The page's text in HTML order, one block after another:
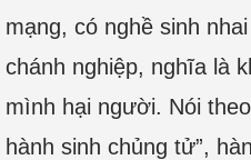
mạng, có nghề sinh
chánh nghiệp, nghĩa là
mình hại người. Nói
hành sinh chủng tử”,